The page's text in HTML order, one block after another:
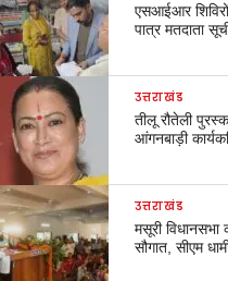
एसआईआर
पात्र मतदाता
उत्तराखंड
तीलू रौतेली
आंगनबाड़ी
उत्तराखंड
मसूरी
सौगात, सीएम